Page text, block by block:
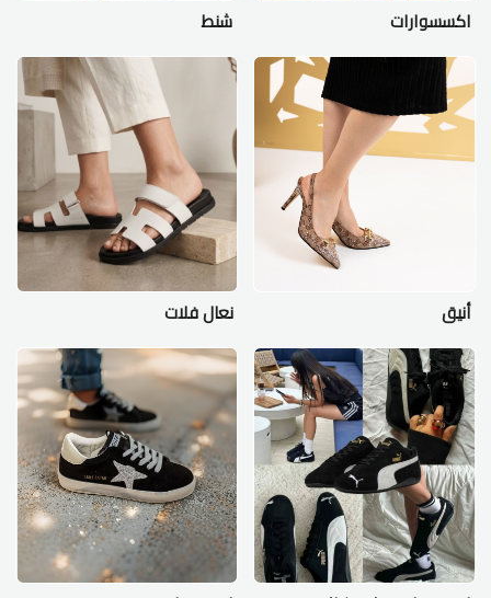
اكسسوارات شنط
أنيق نعال فلات